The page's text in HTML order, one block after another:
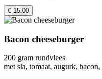
€ 15.00
Bacon cheeseburger
200 gram rundvlees
met sla, tomaat, augurk,